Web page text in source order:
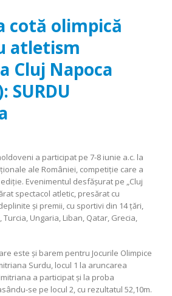
cotă olimpică
atletism
Cluj Napoca
SURDU
a participat pe 7-8 iunie a.c. la
ale României, competiție care a
Evenimentul desfăşurat pe „Cluj
spectacol atletic, presărat cu
şi premii, cu sportivi din 14 ţări,
Turcia, Ungaria, Liban, Qatar, Grecia,
este şi barem pentru Jocurile Olimpice
Surdu, locul 1 la aruncarea
a participat şi la proba
se pe locul 2, cu rezultatul 52,10m.